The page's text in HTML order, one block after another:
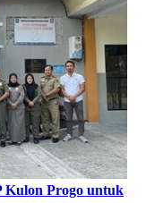
Kulon Progo untuk